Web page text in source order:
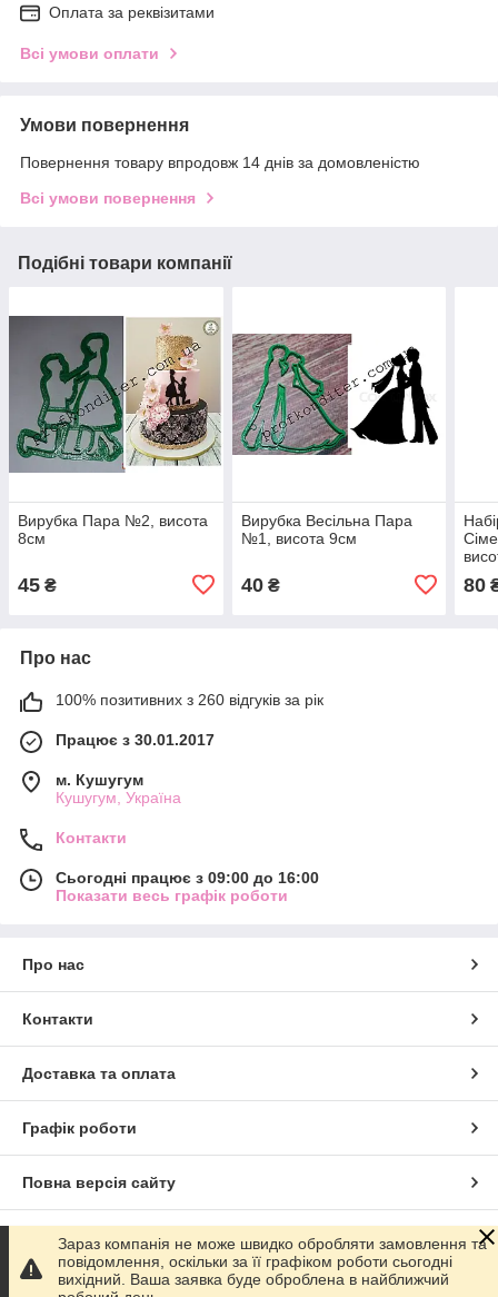
Оплата за реквізитами
Всі умови оплати
Умови повернення
Повернення товару впродовж 14 днів за домовленістю
Всі умови повернення
Подібні товари компанії
Вирубка Пара №2, висота
8см
45 ₴
Вирубка Весільна Пара
№1, висота 9см
40₴ 80
Про нас
100% позитивних з 260 відгуків за рік
Працює з 30.01.2017
м. Кушугум
Кушугум, Україна
Контакти
Сьогодні працює з 09:00 до 16:00
Показати весь графік роботи
Про нас
Контакти
Доставка та оплата
Графік роботи
Повна версія сайту
Сайт створено на маркетплейсі Prom.ua
Політика конфіденційності
Зараз компанія не може швидко обробляти замовлення та
повідомлення, оскільки за її графіком роботи сьогодні
вихідний. Ваша заявка буде оброблена в найближчий